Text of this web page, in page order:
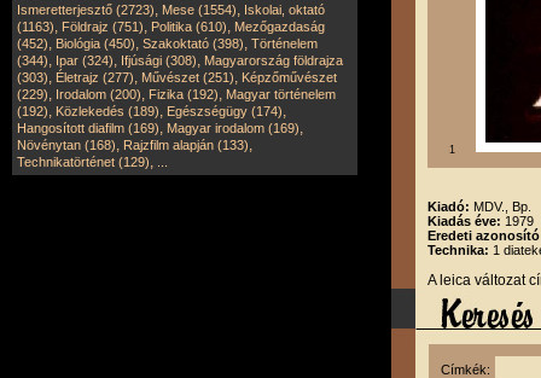
Ismeretterjesztő (2723), Mese (1554), Iskolai, oktató
(1163), Földrajz (751), Politika (610), Mezőgazdaság
(452), Biológia (450), Szakoktató (398), Történelem
(344), Ipar (324), Ifjúsági (308), Magyarország földrajza
(303), Életrajz (277), Művészet (251), Képzőművészet
(229), Irodalom (200), Fizika (192), Magyar történelem
(192), Közlekedés (189), Egészségügy (174),
Hangosított diafilm (169), Magyar irodalom (169),
Növénytan (168), Rajzfilm alapján (133),
Technikatörténet (129),
1
Kiadó: MDV., Bp.
Kiadás éve: 1979
Eredeti
Technika: 1
A leica változat
Címkék: